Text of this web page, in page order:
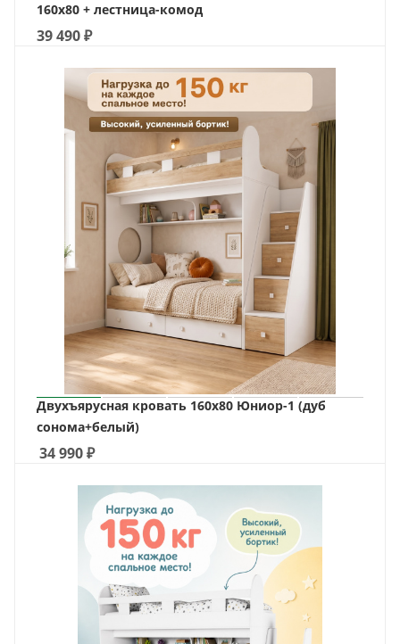
160х80 + лестница-комод
39 490₽
Двухъярусная кровать 160х80 Юниор-1 (дуб
сонома+белый)
34 990₽